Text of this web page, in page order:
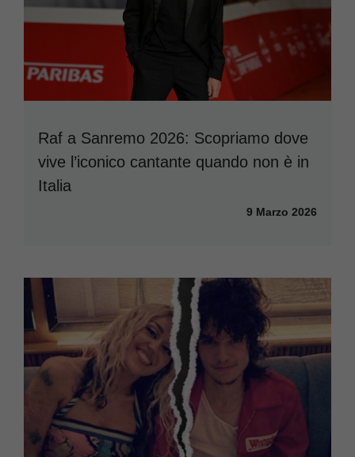
Raf a Sanremo 2026: Scopriamo dove
vive l’iconico cantante quando non è in
Italia
9 Marzo 2026